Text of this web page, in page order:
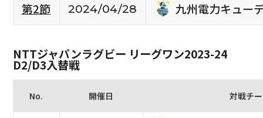
第2節
2024/04/28 九州電力キュー
NTTジャパンラグビー リーグワン2023-24
D2/D3入替戦
No. 開催日 対戦チ